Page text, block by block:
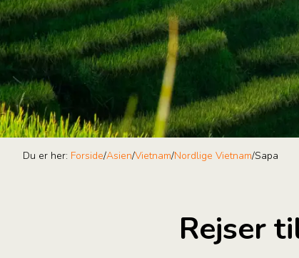
Du er her: Forside/Asien/Vietnam/Nordlige Vietnam/Sapa
Rejser